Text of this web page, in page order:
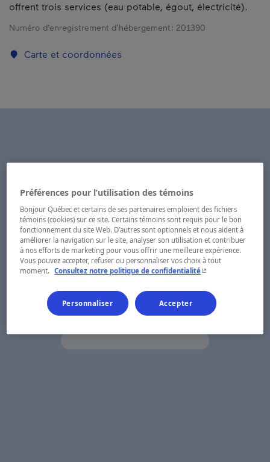
offrent trois services (eau potable, égout, électricité).
Numéro d’enregistrement d’hébergement : 201390
Carte et coordonnées
Préférences pour l’utilisation des témoins
Bonjour Québec et certains de ses partenaires emploient des fichiers
témoins (cookies) sur ce site. Certains témoins sont requis pour le bon
fonctionnement du site Web. D’autres sont optionnels et nous aident à
améliorer la navigation sur le site, analyser son utilisation et contribuer
à nos efforts de marketing pour vous offrir une meilleure expérience.
Vous pouvez accepter, refuser ou personnaliser vos choix à tout
moment.
Consultez notre politique de confidentialité- Cet hyperlien
Personnaliser Accepter